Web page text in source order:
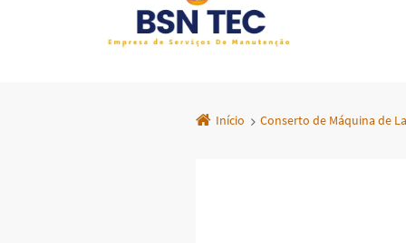
Início Conserto de Máquina de